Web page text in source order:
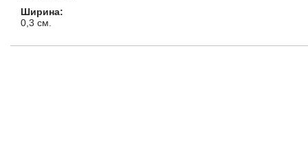
Ширина:
0,3 см.